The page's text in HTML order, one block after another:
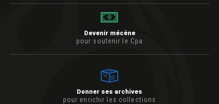
Devenir mécène
pour soutenir le Cpa
Donner ses archives
pour enrichir les collections